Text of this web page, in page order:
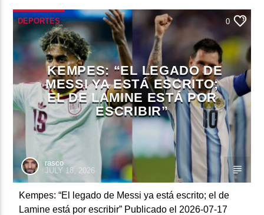
DEPORTES 0
KEMPES: “EL LEGADO DE
MESSI YA ESTÁ ESCRITO;
EL DE LAMINE ESTÁ POR
ESCRIBIR”
rasco
JULY 18, 2026
Kempes: “El legado de Messi ya está escrito; el de
Lamine está por escribir” Publicado el 2026-07-17